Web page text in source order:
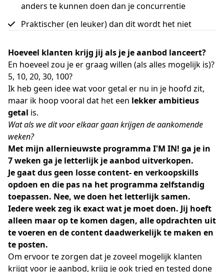
anders te kunnen doen dan je concurrentie
Praktischer (en leuker) dan dit wordt het niet
Hoeveel klanten krijg jij als je je aanbod lanceert?
En hoeveel zou je er graag willen (als alles mogelijk is)?
5, 10, 20, 30, 100?
Ik heb geen idee wat voor getal er nu in je hoofd zit,
maar ik hoop vooral dat het een lekker ambitieus
getal is.
Wat als we dit voor elkaar gaan krijgen de aankomende
weken?
Met mijn allernieuwste programma I'M IN! ga je in
7 weken ga je letterlijk je aanbod uitverkopen.
Je gaat dus geen losse content- en verkoopskills
opdoen en die pas na het programma zelfstandig
toepassen. Nee, we doen het letterlijk samen.
Iedere week zeg ik exact wat je moet doen. Jij hoeft
alleen maar op te komen dagen, alle opdrachten uit
te voeren en de content daadwerkelijk te maken en
te posten.
Om ervoor te zorgen dat je zoveel mogelijk klanten
krijgt voor je aanbod, krijg je ook tried en tested done